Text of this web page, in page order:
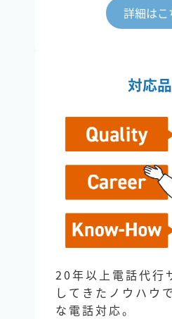
詳細はこ
対応
20年以上電話代行
してきたノウハウ
な電話対応。